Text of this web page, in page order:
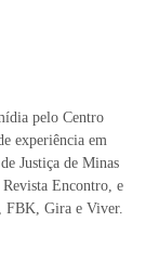
pelo Centro
experiência em
Justiça de Minas
Encontro, e
FBK, Gira e Viver.